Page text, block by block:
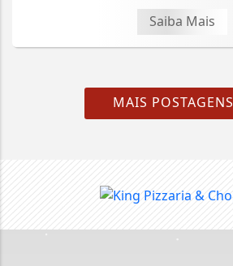
Saiba Mais
MAIS POSTAGENS